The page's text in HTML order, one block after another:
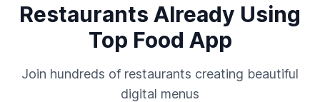
Restaurants Already Using
Top Food App
Join hundreds of restaurants creating beautiful
digital menus